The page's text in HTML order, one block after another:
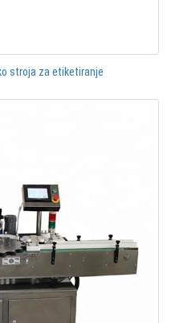
stroja za etiketiranje